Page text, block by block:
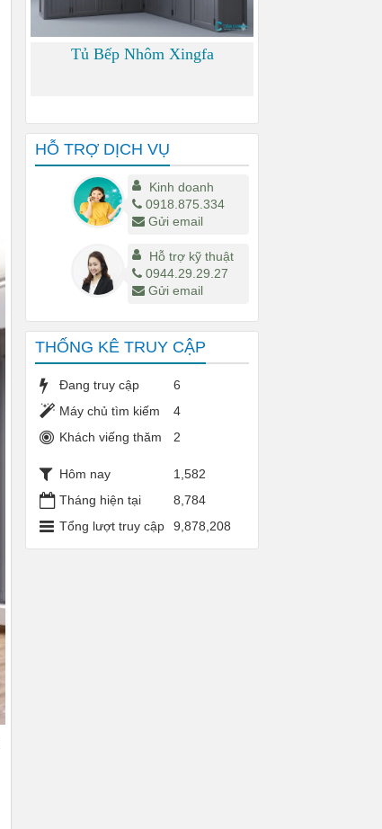
Tủ Bếp Nhôm Xingfa
0
HỖ TRỢ DỊCH VỤ
Kinh doanh
0918.875.334
Gửi email
Hỗ trợ kỹ thuật
0944.29.29.27
Gửi email
THỐNG KÊ TRUY CẬP
Đang truy cập
6
Máy chủ tìm kiếm
4
Khách viếng thăm
2
Hôm nay
1,582
Tháng hiện tại
8,784
Tổng lượt truy cập
9,878,208